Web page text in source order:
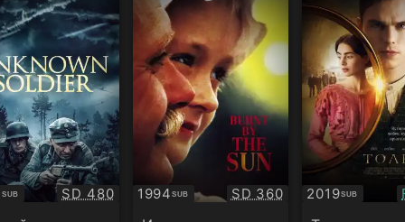
SUB Качество:
SD 480 1994SUB
Субтитри Качество:
SD 360 2019SUB
Субтитри